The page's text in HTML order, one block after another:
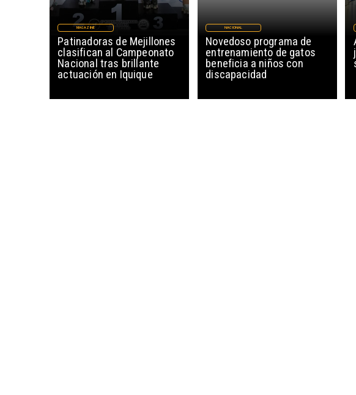
Patinadoras de Mejillones
clasifican al Campeonato
Nacional tras brillante
actuación en Iquique
MAGAZINE
Novedoso programa de
entrenamiento de gatos
beneficia a niños con
discapacidad
NACIONAL